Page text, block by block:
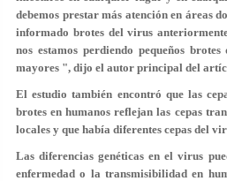
debemos prestar más atención en áreas
informado brotes del virus
nos estamos perdiendo pequeños
mayores ", dijo el autor principal del
El estudio también encontró que las
brotes en humanos reflejan las cepas
locales y que había diferentes cepas del
Las diferencias genéticas en el virus
enfermedad o la transmisibilidad en